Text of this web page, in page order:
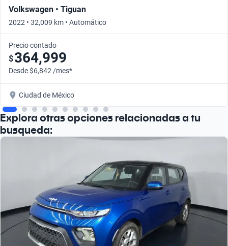
Volkswagen • Tiguan
2022 • 32,009 km • Automático
Precio contado
$364,999
Desde $6,842 /mes*
Ciudad de México
Explora otras opciones relacionadas a tu
busqueda: